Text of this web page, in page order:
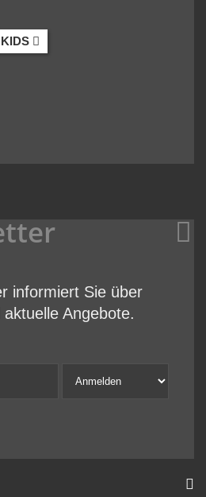
KIDS
informiert Sie über
Angebote.